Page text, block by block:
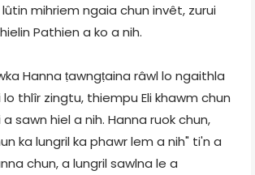
mihriem ngaia chun invêt, zurui
Pathien a ko a nih.
Hanna ṭawngṭaina râwl lo ngaithla
thlîr zingtu, thiempu Eli khawm chun
sawn hiel a nih. Hanna ruok chun,
ka lungril ka phawr lem a nih" ti'n a
chun, a lungril sawlna le a